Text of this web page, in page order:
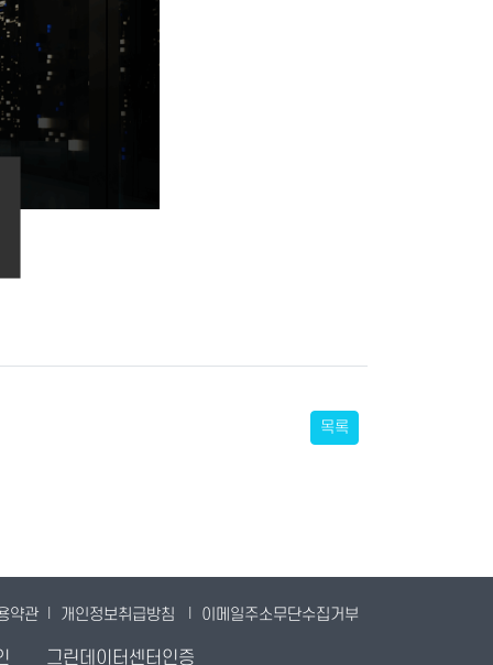
목록
약관 개인정보취급방침 이메일주소무단수집거부
그린데이터센터인증